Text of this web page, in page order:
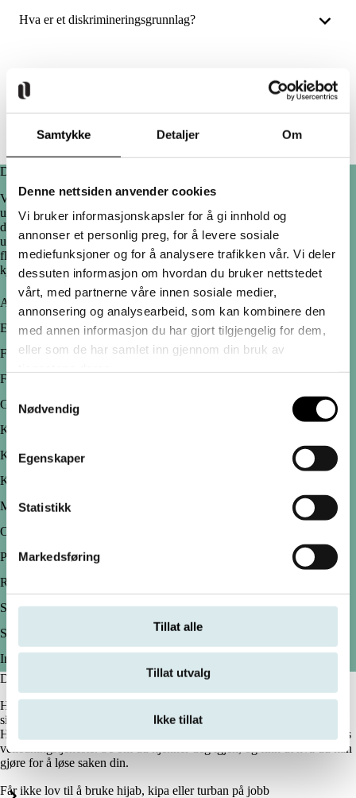
Samtykke Detaljer Om
Denne nettsiden anvender cookies
Vi bruker informasjonskapsler for å gi innhold og
annonser et personlig preg, for å levere sosiale
mediefunksjoner og for å analysere trafikken vår. Vi deler
dessuten informasjon om hvordan du bruker nettstedet
vårt, med partnerne våre innen sosiale medier,
annonsering og analysearbeid, som kan kombinere den
med annen informasjon du har gjort tilgjengelig for dem,
eller som de har samlet inn gjennom din bruk av
Nødvendig
Egenskaper
Statistikk
Markedsføring
Tillat alle
Tillat utvalg
Ikke tillat
Hva er et diskrimineringsgrunnlag?
Hva kan ombudet gjøre for deg?
Diskrimineringsgrunnlagene i loven
Vi har alle kjennetegn eller egenskaper som kan gjøre at vi kan bli
utsatt for forskjellsbehandling. Noen av disse egenskapene kaller vi
diskrimineringsgrunnlag, som er spesielt beskyttet i loven. I boksene
under finner du relevant informasjon om ditt grunnlag. Du finner også
flere eksempler på diskrimineringssituasjoner som du kanskje kan
kjenne deg igjen i, og tips til hva du kan gjøre hvis du er diskriminert.
Alder
Etnisitet
Foreldrepermisjon
Funksjonsnedsettelse
Graviditet
Kjønn
Kjønnsidentitet
Kjønnsuttrykk
Medlemskap i fagforening i arbeidslivet
Omsorgsoppgaver
Politisk syn i arbeidslivet
Religion og livssyn
Seksuell orientering
Seksuell trakassering
Ingen av disse
Diskrimineringssituasjoner
Her finner du utdypende informasjon om mange av de vanligste
situasjonene knyttet til diskriminering som oppstår i samfunnet vårt.
Historiene er basert på henvendelser som har kommet inn til ombudets
veiledningstjeneste. Se om du kjenner deg igjen, og finn ut hva du kan
gjøre for å løse saken din.
Får ikke lov til å bruke hijab, kipa eller turban på jobb